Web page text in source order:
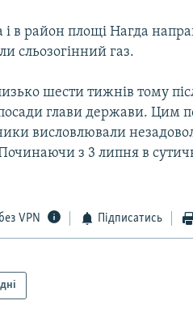
і в район площі Нагда
сльозогінний газ.
шести тижнів тому
глави держави. Цим
висловлювали
Починаючи з 3 липня в
VPN Підписатись